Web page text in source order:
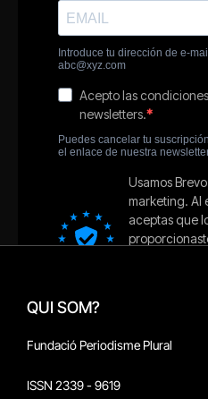
QUI SOM?
Fundació Periodisme Plural
ISSN 2339 - 9619